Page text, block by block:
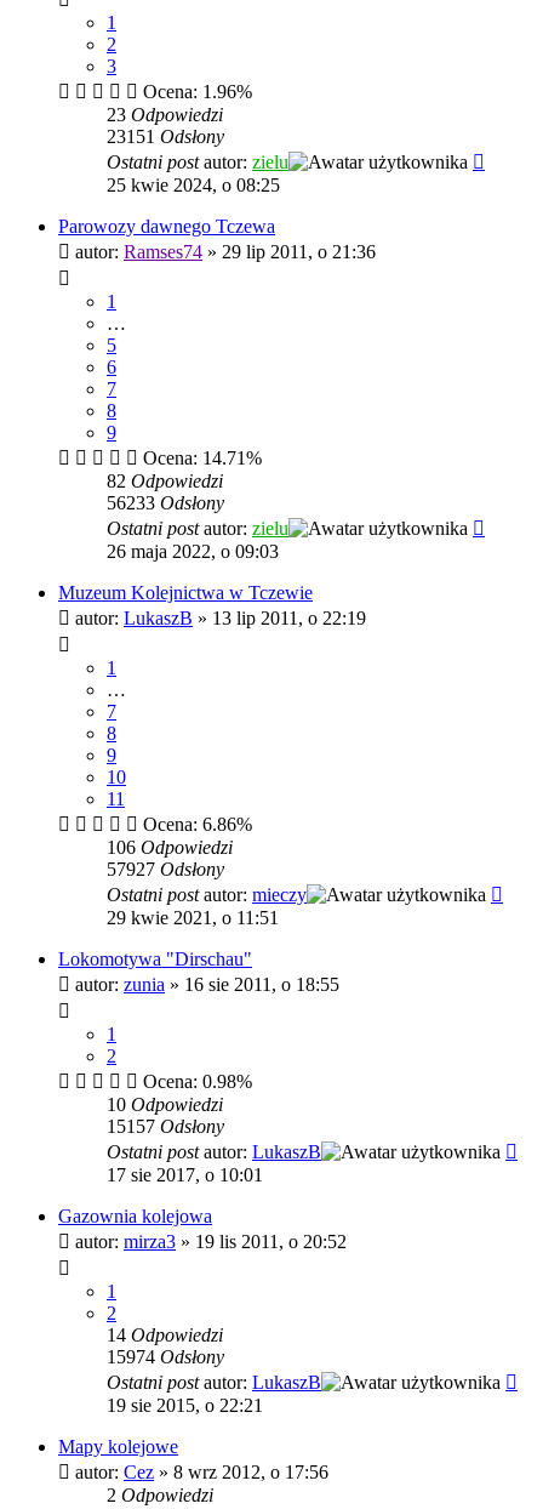
1
2
3
Ocena: 1.96%
23 Odpowiedzi
23151 Odsłony
Ostatni postautor: zielu
25 kwie 2024, o 08:25
Parowozy dawnego Tczewa
autor: Ramses74 » 29 lip 2011, o 21:36
1
…
5
6
7
8
9
Ocena: 14.71%
82 Odpowiedzi
56233 Odsłony
Ostatni postautor: zielu
26 maja 2022, o 09:03
Muzeum Kolejnictwa w Tczewie
autor: LukaszB » 13 lip 2011, o 22:19
1
…
7
8
9
10
11
Ocena: 6.86%
106 Odpowiedzi
57927 Odsłony
Ostatni postautor: mieczy
29 kwie 2021, o 11:51
Lokomotywa "Dirschau"
autor: zunia » 16 sie 2011, o 18:55
1
2
Ocena: 0.98%
10 Odpowiedzi
15157 Odsłony
Ostatni postautor: LukaszB
17 sie 2017, o 10:01
Gazownia kolejowa
autor: mirza3 » 19 lis 2011, o 20:52
1
2
14 Odpowiedzi
15974 Odsłony
Ostatni postautor: LukaszB
19 sie 2015, o 22:21
Mapy kolejowe
autor: Cez » 8 wrz 2012, o 17:56
2 Odpowiedzi